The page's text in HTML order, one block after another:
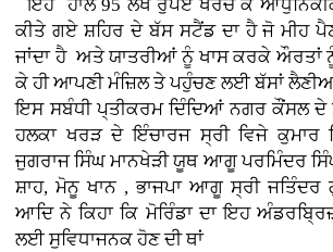
ਇਹੋ ਹਾਲ 95 ਲੱਖ ਰੁਪਏ ਖਰਚ ਕੇ
ਕੀਤੇ ਗਏ ਸ਼ਹਿਰ ਦੇ ਬੱਸ ਸਟੈਂਡ ਦਾ ਹੈ ਜੋ ਮੀਹ
ਜਾਂਦਾ ਹੈ ਅਤੇ ਯਾਤਰੀਆਂ ਨੂੰ ਖਾਸ ਕਰਕੇ ਔਰਤਾਂ
ਕੇ ਹੀ ਆਪਣੀ ਮੰਜ਼ਿਲ ਤੇ ਪਹੁੰਚਣ ਲਈ ਬੱਸਾਂ
ਇਸ ਸਬੰਧੀ ਪ੍ਤੀਕਰਮ ਦਿੰਦਿਆਂ ਨਗਰ ਕੌਂਸਲ ਦੇ
ਹਲਕਾ ਖਰੜ ਦੇ ਇੰਚਾਰਜ ਸ੍ਰੀ ਵਿਜੇ
ਜੁਗਰਾਜ ਸਿੰਘ ਮਾਨਖੇੜੀ ਯੂਥ ਆਗੂ ਪਰਮਿੰਦਰ
ਸ਼ਾਹ, ਮੋਨੂ ਖਾਨ , ਭਾਜਪਾ ਆਗੂ ਸ੍ਰੀ ਜਤਿੰਦਰ
ਆਦਿ ਨੇ ਕਿਹਾ ਕਿ ਮੋਰਿੰਡਾ ਦਾ ਇਹ
ਲਈ ਸੁਵਿਧਾਜਨਕ ਹੋਣ ਦੀ ਥਾਂ